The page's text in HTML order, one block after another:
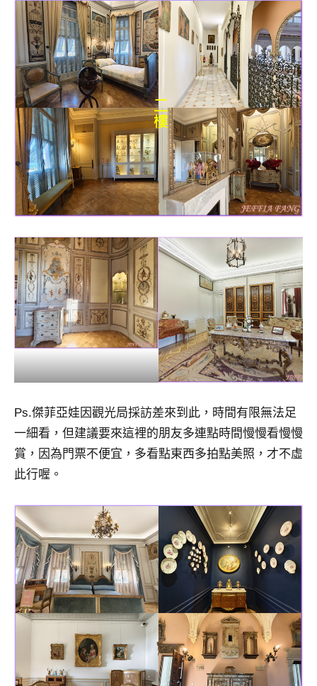
Ps.傑菲亞娃因觀光局採訪差來到此，時間有限無法足
一細看，但建議要來這裡的朋友多連點時間慢慢看慢慢
賞，因為門票不便宜，多看點東西多拍點美照，才不虛
此行喔。